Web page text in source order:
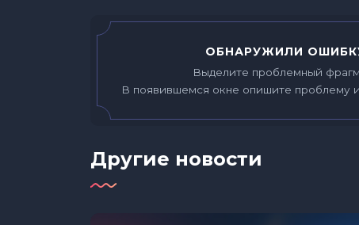
ОБНАРУЖИЛИ
Выделите проблемный
В появившемся окне опишите проблему
Другие новости